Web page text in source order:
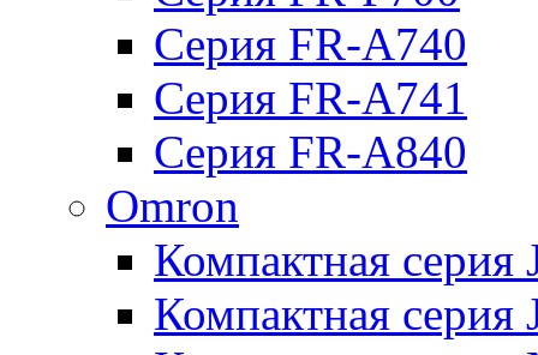
Серия FR-А740
Серия FR-А741
Серия FR-А840
Omron
Компактная серия
Компактная серия